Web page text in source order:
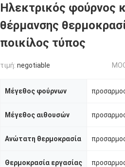
Ηλεκτρικός φούρνος
θέρμανσης
ποικίλος τύπος
τιμή: negotiable
Μέγεθος φούρνων
Μέγεθος αιθουσών
Ανώτατη θερμοκρασία
Θερμοκρασία εργασίας